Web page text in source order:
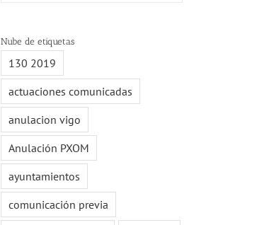
Nube de etiquetas
130 2019
actuaciones comunicadas
anulacion vigo
Anulación PXOM
ayuntamientos
comunicación previa